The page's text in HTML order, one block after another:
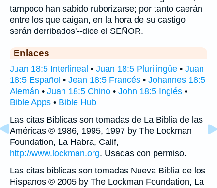
tampoco han sabido ruborizarse; por tanto caerán
entre los que caigan, en la hora de su castigo
serán derribados'--dice el SEÑOR.
Enlaces
Juan 18:5 Interlineal • Juan 18:5 Plurilingüe • Juan
18:5 Español • Jean 18:5 Francés • Johannes 18:5
Alemán • Juan 18:5 Chino • John 18:5 Inglés •
Bible Apps • Bible Hub
Las citas Bíblicas son tomadas de La Biblia de las
Américas © 1986, 1995, 1997 by The Lockman
Foundation, La Habra, Calif,
http://www.lockman.org. Usadas con permiso.
Las citas bíblicas son tomadas Nueva Biblia de los
Hispanos © 2005 by The Lockman Foundation, La